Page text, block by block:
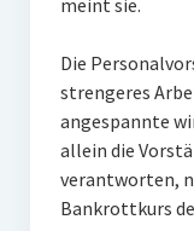
meint sie.
Die
strengeres
angespannte
allein die
verantworten,
Bankrottkurs